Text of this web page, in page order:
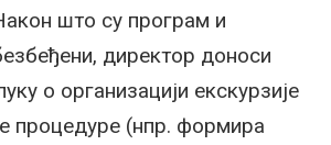
што су програм и
директор доноси
о организацији екскурзије
процедуре (нпр. формира